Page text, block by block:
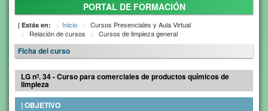
PORTAL DE FORMACIÓN
| Estás en: Inicio
Cursos Presenciales y Aula Virtual
Relación de cursos
Cursos de limpieza general
Ficha del curso
LG nº. 34 - Curso para comerciales de productos químicos de
limpieza
| OBJETIVO